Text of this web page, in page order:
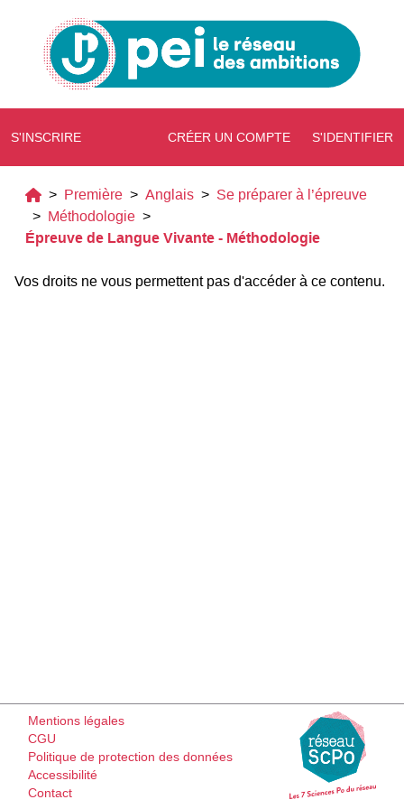
S'INSCRIRE CRÉER UN COMPTE S'IDENTIFIER
> Première > Anglais > Se préparer à l’épreuve
> Méthodologie >
Épreuve de Langue Vivante - Méthodologie
Vos droits ne vous permettent pas d'accéder à ce contenu.
Mentions légales
CGU
Politique de protection des données
Accessibilité
Contact